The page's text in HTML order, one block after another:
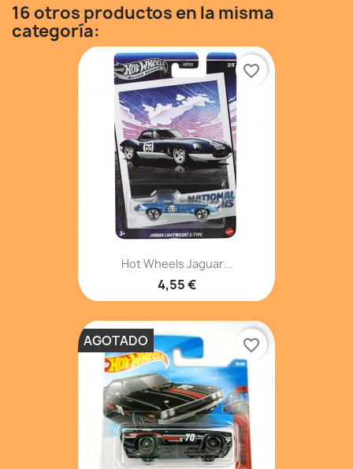
16 otros productos en la misma
categoría:
Hot Wheels Jaguar...
4,55 €
favorite_border
AGOTADO favorite_border